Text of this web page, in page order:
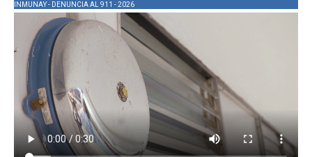
INMUNAY - DENUNCIA AL 911 - 2026